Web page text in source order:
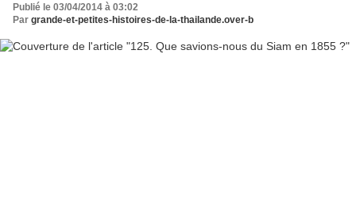
Publié le 03/04/2014 à 03:02
Par grande-et-petites-histoires-de-la-thailande.over-b